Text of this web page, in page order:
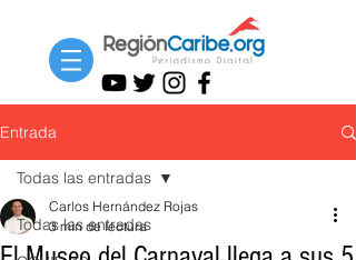
Entrada
Todas las entradas
Todas las entradas
Carlos Hernández Rojas
3 min de lectura